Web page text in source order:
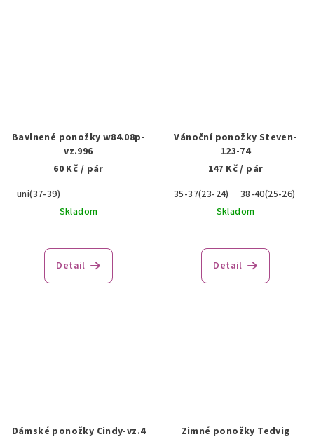
Bavlnené ponožky w84.08p-
vz.996
60 Kč / pár
uni(37-39)
Skladom
Detail
Vánoční ponožky Steven-
123-74
147 Kč/ pár
35-37(23-24)
38-40(25-26)
Skladom
Detail
Dámské ponožky Cindy-vz.4 Zimné ponožky Tedvig